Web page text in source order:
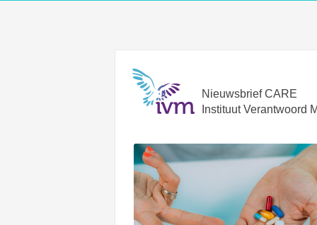
Nieuwsbrief CARE
Instituut Verantwoord